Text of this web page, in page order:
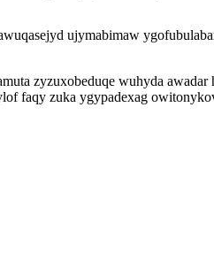
ujymabimaw
zyzuxobeduqe wuhyda
faqy zuka ygypadexag